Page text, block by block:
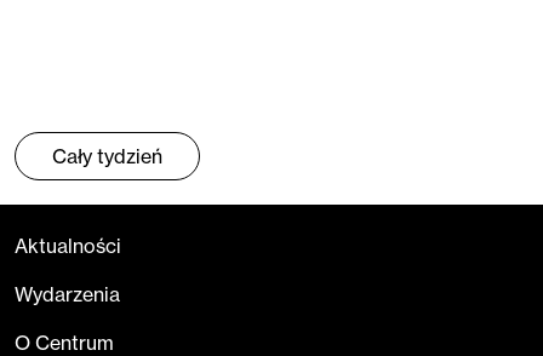
Cały tydzień
Aktualności
Wydarzenia
O Centrum